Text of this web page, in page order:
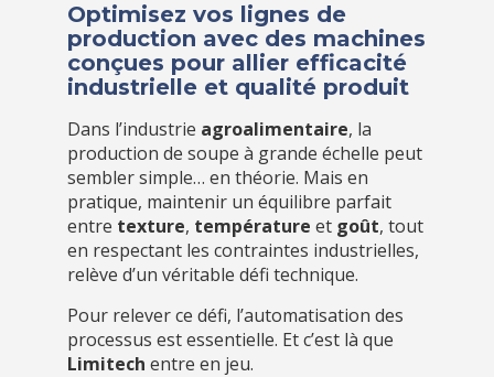
Optimisez vos lignes de
production avec des machines
conçues pour allier efficacité
industrielle et qualité produit
Dans l’industrie agroalimentaire, la
production de soupe à grande échelle peut
sembler simple… en théorie. Mais en
pratique, maintenir un équilibre parfait
entre texture, température et goût, tout
en respectant les contraintes industrielles,
relève d’un véritable défi technique.
Pour relever ce défi, l’automatisation des
processus est essentielle. Et c’est là que
Limitech entre en jeu.